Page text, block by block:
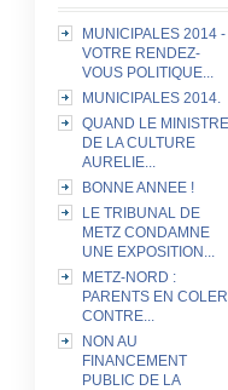
MUNICIPALES 2014 -
VOTRE RENDEZ-
VOUS POLITIQUE...
MUNICIPALES 2014.
QUAND LE MINISTRE
DE LA CULTURE
AURELIE...
BONNE ANNEE !
LE TRIBUNAL DE
METZ CONDAMNE
UNE EXPOSITION...
METZ-NORD :
PARENTS EN
CONTRE...
NON AU
FINANCEMENT
PUBLIC DE LA